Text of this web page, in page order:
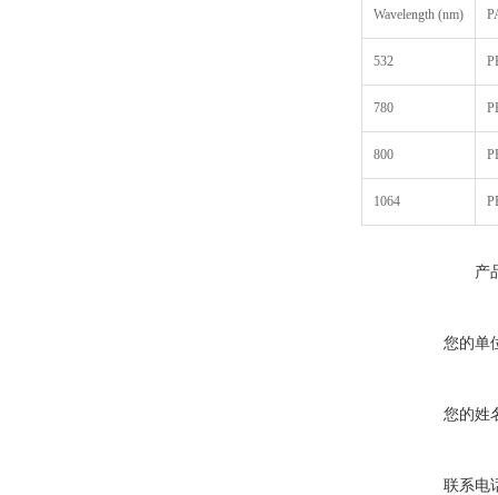
Wavelength (nm)
532
780
800
1064
产
您的单
您的姓
联系电